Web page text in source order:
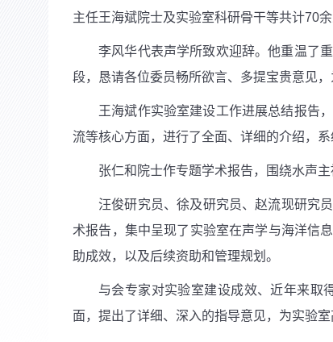
主任王海斌院士及实验室科研骨干等共计70
李风华代表声学所致欢迎辞。他重温了
段，恳请各位委员畅所欲言、多提宝贵意见
王海斌作实验室建设工作进展总结报告
流等核心方面，进行了全面、详细的介绍，
张仁和院士作专题学术报告，围绕水声
汪俊研究员、徐及研究员、赵流现研究
术报告，集中呈现了实验室在声学与海洋信
助成效，以及后续资助和管理规划。
与会专家对实验室建设成效、近年来取
面，提出了详细、深入的指导意见，为实验室